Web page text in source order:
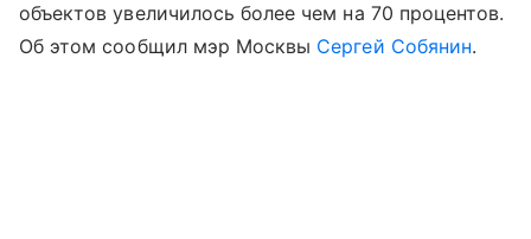
объектов увеличилось более чем на 70 процентов.
Об этом сообщил мэр Москвы Сергей Собянин.